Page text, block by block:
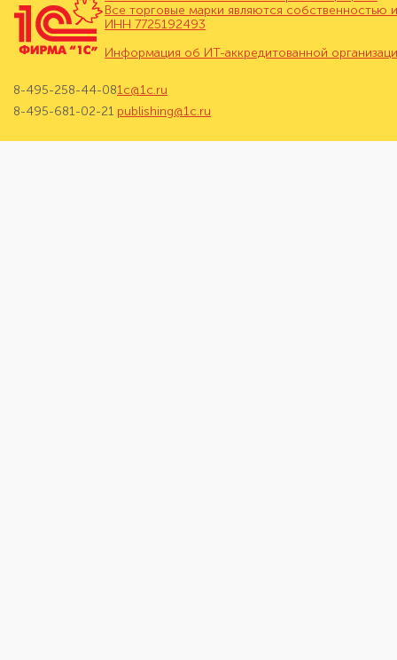
Все торговые марки являются собственностью
ИНН 7725192493
Информация об ИТ-аккредитованной
8-495-258-44-08
8-495-681-02-21
1c@1c.ru
publishing@1c.ru